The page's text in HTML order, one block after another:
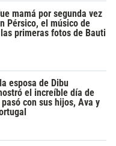
mamá por segunda vez
Pérsico, el músico de
primeras fotos de Bauti
esposa de Dibu
el increíble día de
con sus hijos, Ava y